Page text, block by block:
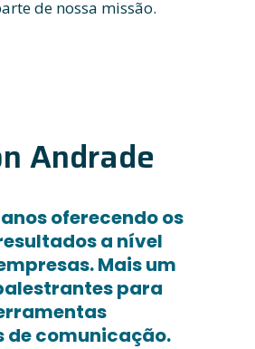
de nossa missão.
Andrade
anos oferecendo os
a nível
Mais um
para
de comunicação.